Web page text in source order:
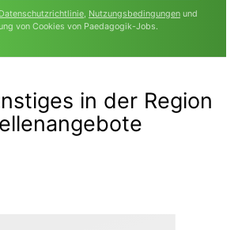
Datenschutzrichtlinie, Nutzungsbedingungen und
von Cookies von Paedagogik-Jobs.
in der Region